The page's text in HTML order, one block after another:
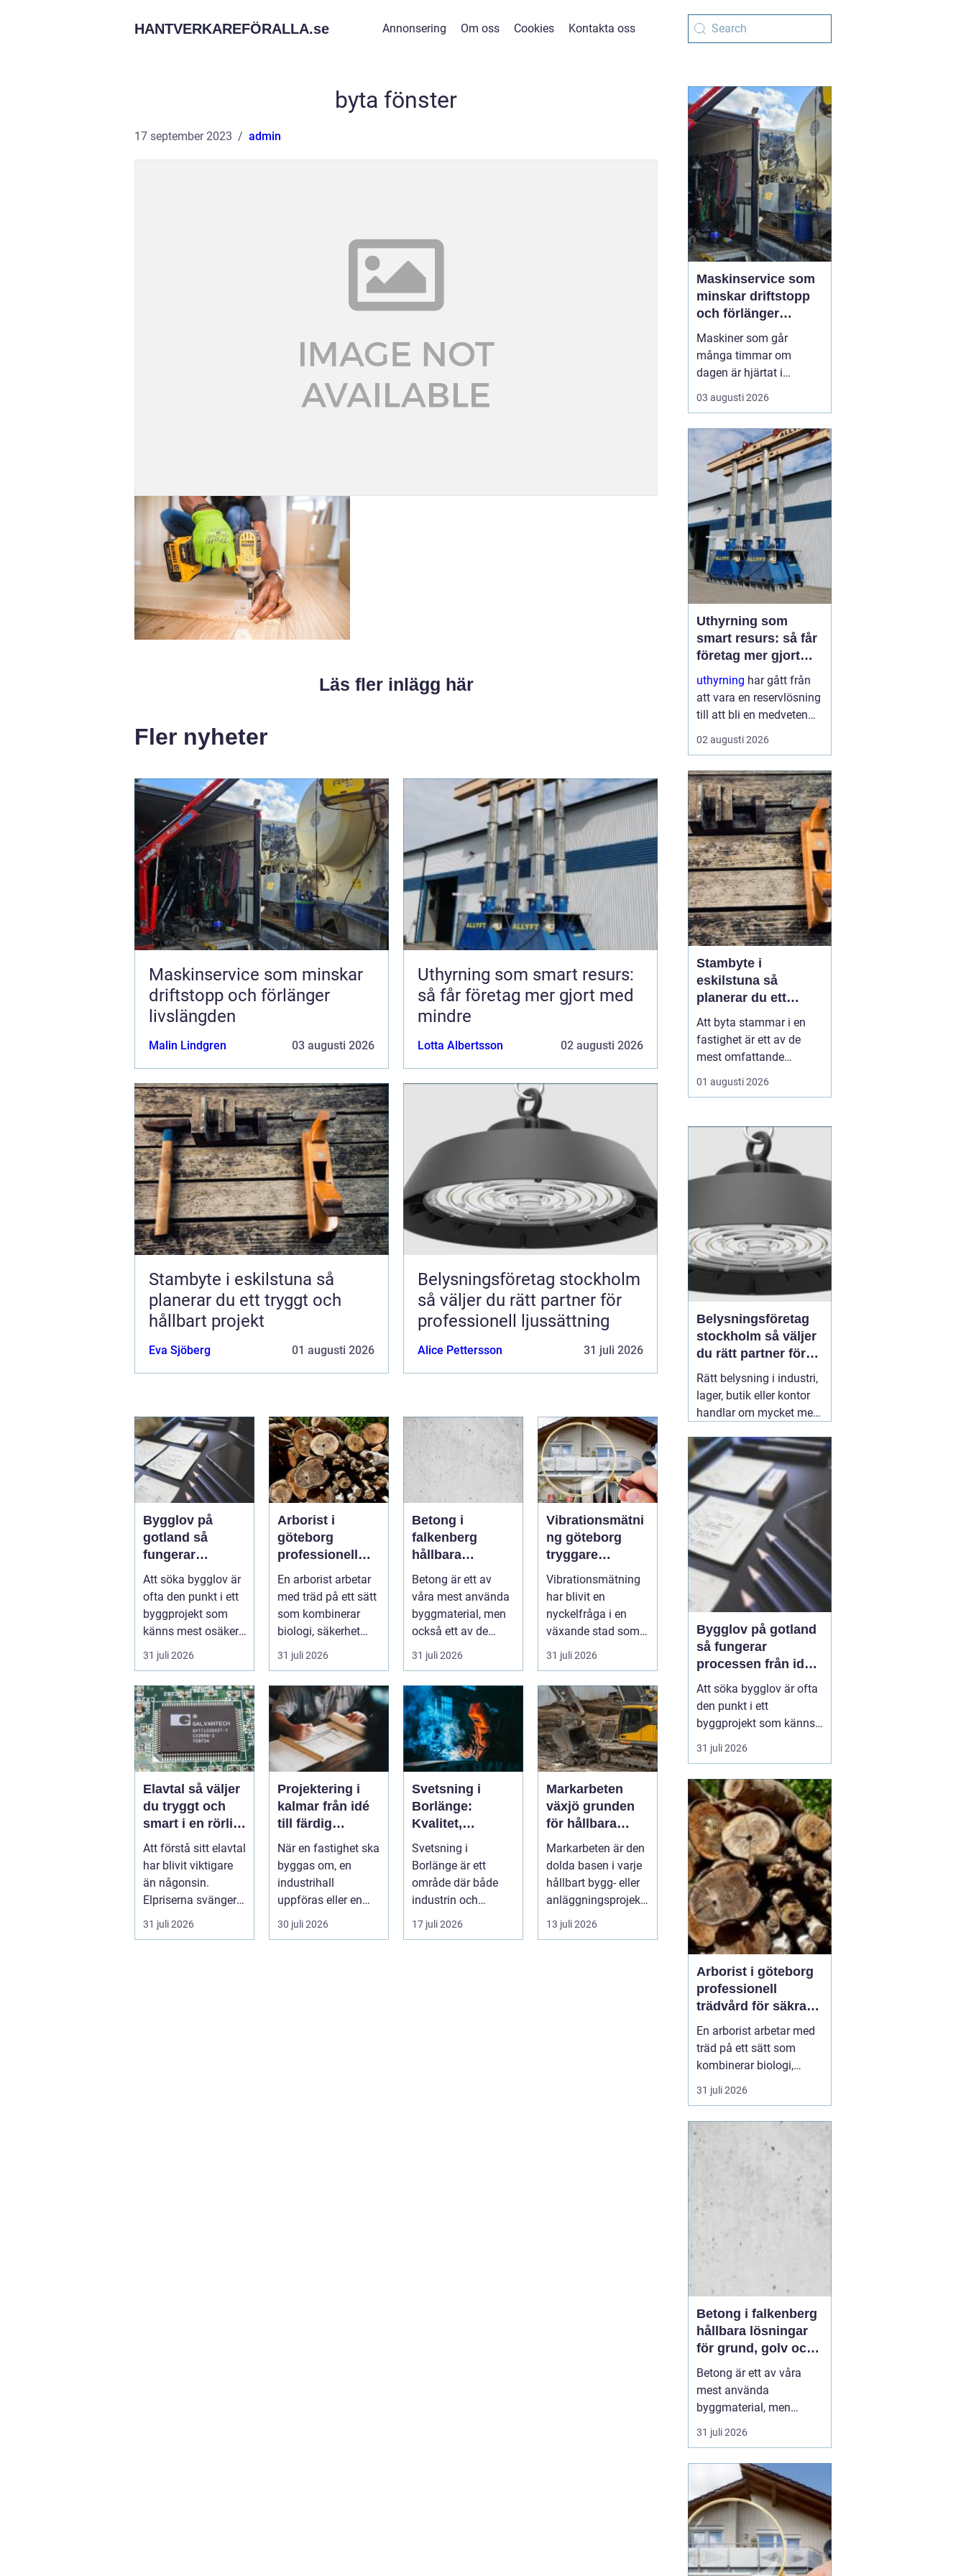
HANTVERKAREFÖRALLA.se Annonsering Om oss Cookies Kontakta oss
byta fönster
17 september 2023 admin
Läs fler inlägg här
Fler nyheter
Maskinservice som minskar
driftstopp och förlänger
livslängden
Malin Lindgren 03 augusti 2026
Uthyrning som smart resurs:
så får företag mer gjort med
mindre
Lotta Albertsson 02 augusti 2026
Stambyte i eskilstuna så
planerar du ett tryggt och
hållbart projekt
Eva Sjöberg 01 augusti 2026
Belysningsföretag stockholm
så väljer du rätt partner för
professionell ljussättning
Alice Pettersson 31 juli 2026
Bygglov på
gotland så
fungerar
processen från
idé till godkänt
beslut
Att söka bygglov är
ofta den punkt i ett
byggprojekt som
känns mest osäker.
Frågorna hopar sig:
vilk...
31 juli 2026
Arborist i
göteborg
professionell
trädvård för
säkra och friska
En arborist arbetar
med träd på ett sätt
som kombinerar
biologi, säkerhet
och hantverk. I en
stad so...
31 juli 2026
Betong i
falkenberg
hållbara
lösningar för
grund, golv och
utemiljö
Betong är ett av
våra mest använda
byggmaterial, men
också ett av de
mest
missförstådda.
Många tänke...
31 juli 2026
Vibrationsmätni
ng göteborg
tryggare
markarbeten i
tät stadsmiljö
Vibrationsmätning
har blivit en
nyckelfråga i en
växande stad som
Göteborg. När nya
bostäder, broar,...
31 juli 2026
Elavtal så väljer
du tryggt och
smart i en rörlig
elmarknad
Att förstå sitt elavtal
har blivit viktigare
än någonsin.
Elpriserna svänger
snabbt, nya typer av
av...
31 juli 2026
Projektering i
kalmar från idé
till färdig
lösning
När en fastighet ska
byggas om, en
industrihall
uppföras eller en
lantbruksanläggnin
g moderniseras ä...
30 juli 2026
Svetsning i
Borlänge:
Kvalitet,
precision och
hållbara
konstruktioner
Svetsning i
Borlänge är ett
område där både
industrin och
mindre verkst&a...
17 juli 2026
Markarbeten
växjö grunden
för hållbara
projekt
Markarbeten är den
dolda basen i varje
hållbart bygg- eller
anläggningsprojekt.
Oavsett om det
gälle...
13 juli 2026
Maskinservice som
minskar driftstopp
och förlänger
livslängden
Maskiner som går
många timmar om
dagen är hjärtat i
entreprenad, skog och
lantbruk. När de stannar,
genomtänkt
maskinservice intebara
en kostnad, utan ett sätt
a...
03 augusti 2026
Uthyrning som
smart resurs: så får
företag mer gjort
med mindre
uthyrning har gått från
att vara en reservlösning
till att bli en medveten
strategi för många
företag. I stället för att
utrustning väljer allt fler
att hyra. Det frigör både
pengar o...
02 augusti 2026
Stambyte i
eskilstuna så
planerar du ett
tryggt och hållbart
projekt
Att byta stammar i en
fastighet är ett av de
mest omfattande
ingreppen som kan
göras i ett hus.
nödvändig åtgärd för att
undvika vattenskador,
fuktproblem och
kostsamma akuta
fastighetsäga...
01 augusti 2026
Belysningsföretag
stockholm så väljer
du rätt partner för
professionell
ljussättning
Rätt belysning i industri,
lager, butik eller kontor
handlar om mycket mer
Ljuset påverkar säkerhet,
energikostnader,
produktivitet och hur en
lokal upplevs varje dag.
När företag i Stockholm
letar
31 juli 2026
Bygglov på gotland
så fungerar
processen från idé
till godkänt beslut
Att söka bygglov är ofta
den punkt i ett
byggprojekt som känns
mest osäker. Frågorna
hopar sig: vilka
länge tar det, vad säger
detaljplanen och hur
påverkas tidsplanen? På
Gotland tillkommer
dessutom särskilda
hänsyn, som kultur...
31 juli 2026
Arborist i göteborg
professionell
trädvård för säkra
och friska träd
En arborist arbetar med
träd på ett sätt som
kombinerar biologi,
säkerhet och hantverk. I
en stad som Göteborg,
med tät bebyggelse,
krävs genomtänkt
trädvård för att både
människor och träd ska
må bra. Många
fastighetsägare, bos...
31 juli 2026
Betong i falkenberg
hållbara lösningar
för grund, golv och
utemiljö
Betong är ett av våra
mest använda
byggmaterial, men
också ett av de mest
missförstådda. Många
ytor, men modern betong
i Falkenberg handlar lika
mycket om design,
precision och långsiktig
funktion. För den som
planerar ny grund...
31 juli 2026